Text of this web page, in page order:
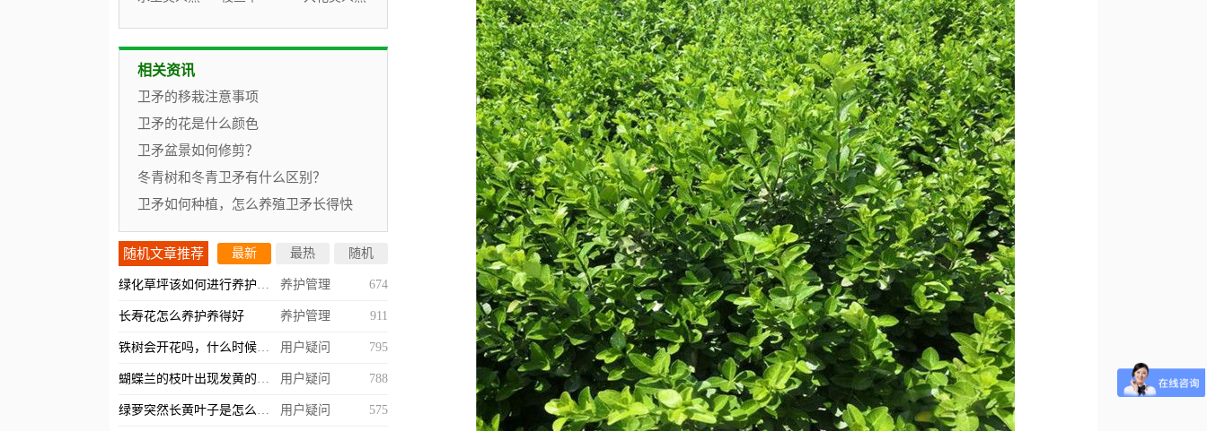
相关资讯
卫矛的移栽注意事项
卫矛的花是什么颜色
卫矛盆景如何修剪？
冬青树和冬青卫矛有什么区别？
卫矛如何种植，怎么养殖卫矛长得快
随机文章推荐 最新 最热 随机
绿化草坪该如何进行养护管理？ 养护管理 674
长寿花怎么养护养得好 养护管理 911
铁树会开花吗，什么时候开？ 用户疑问 795
蝴蝶兰的枝叶出现发黄的情况怎么办？ 用户疑问 788
绿萝突然长黄叶子是怎么回事，什么原因造成的？ 用户疑问 575